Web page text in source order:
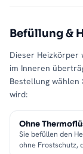
Befüllung &
Dieser Heizkörper
im Inneren
Bestellung wählen
wird:
Ohne
Sie befüllen den
ohne Frostschutz,